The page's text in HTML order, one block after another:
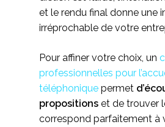
et le rendu final donne une
irréprochable de votre
Pour affiner votre choix, un
professionnelles pour
téléphonique permet
propositions et de trouver
correspond parfaitement à